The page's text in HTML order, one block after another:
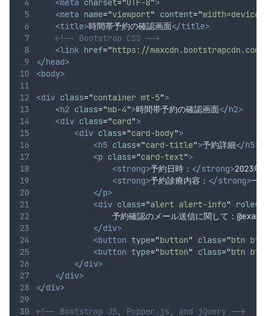
<meta charset="UTF-8">
<meta name="viewport" content="
<title>時間帯予約の確認画面</title>
<!-- Bootstrap CSS -->
<link href="https://
</head>
<body>
<div class="container mt-5">
<h2 class="mb-4">時間帯予約の確認画面</h2>
<div class="card">
<div class="card-body">
<h5 class="card-title">予約詳細</h5>
<p class="card-text">
<strong>予約日時： </strong>2023
<strong>予約診療内容： </strong>一
</p>
<div class="alert alert-info" role=
予約確認のメール送信に関して：
</div>
<button type="button" class="btn
<button type="button" class="btn
</div>
</div>
</div>
<!-- Bootstrap JS, Popper.js, and jQuery -->